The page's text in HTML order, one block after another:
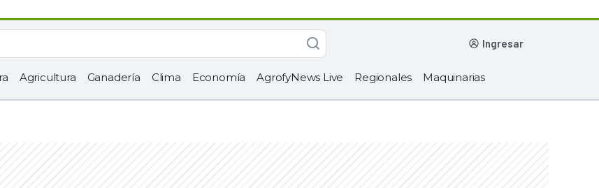
ingresar
Agricultura Ganadería Clima Economía AgrofyNews Live Regionales Maquinarias